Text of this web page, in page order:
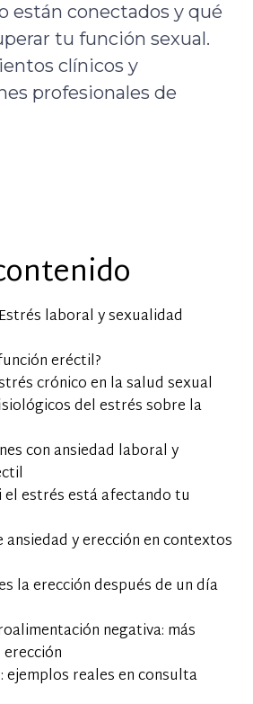
están conectados y qué
tu función sexual.
clínicos y
profesionales de
laboral y sexualidad
eréctil?
crónico en la salud sexual
del estrés sobre la
con ansiedad laboral y
el estrés está afectando tu
ansiedad y erección en contextos
la erección después de un día
negativa: más
ejemplos reales en consulta